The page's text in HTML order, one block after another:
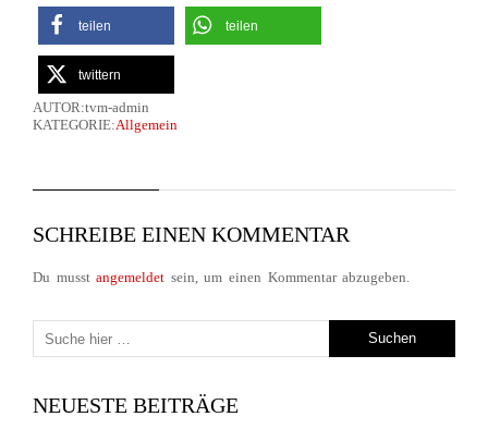
teilen teilen
twittern
AUTOR:tvm-admin
KATEGORIE:Allgemein
SCHREIBE EINEN KOMMENTAR
Du musstangemeldet sein, um einen Kommentar abzugeben.
NEUESTE BEITRÄGE